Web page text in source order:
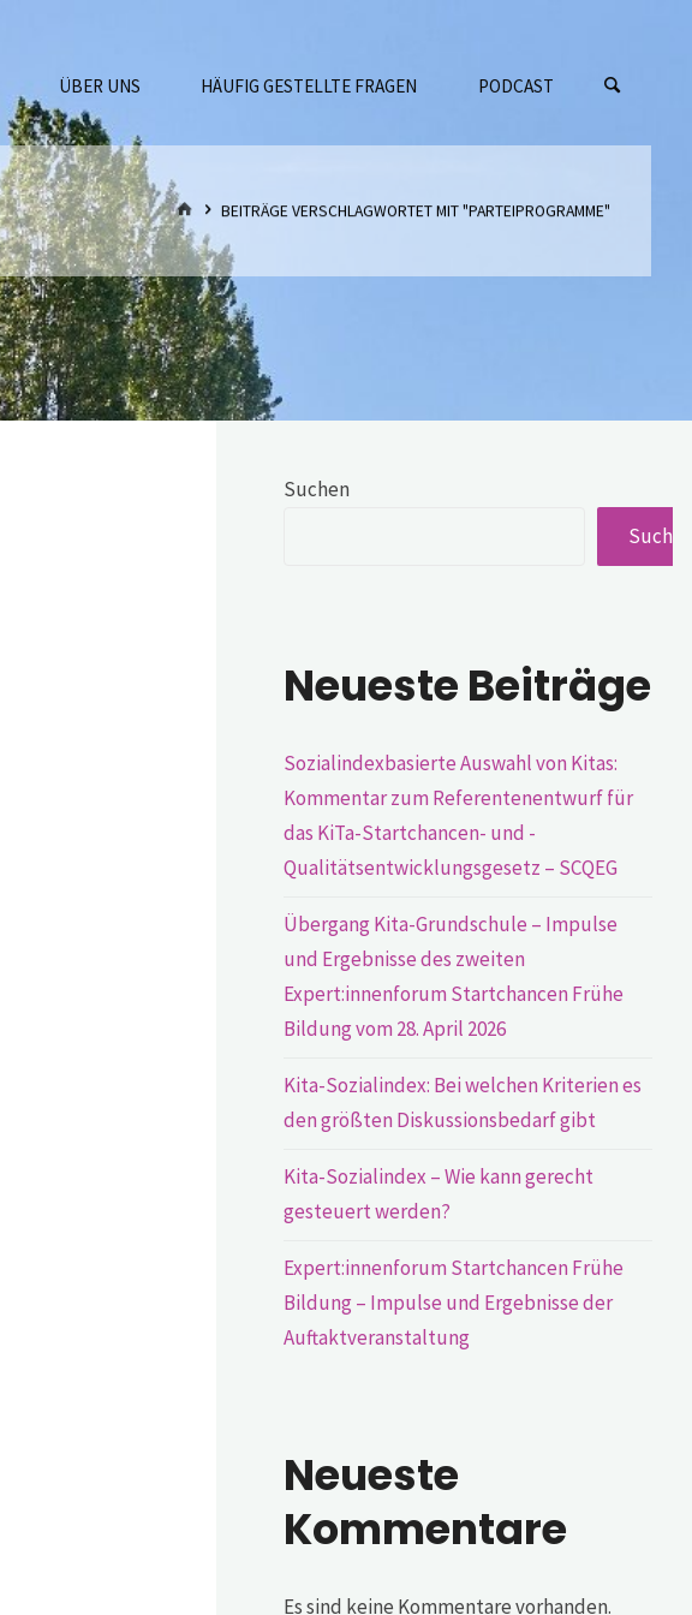
ÜBER UNS HÄUFIG GESTELLTE FRAGEN PODCAST
STARTBEITRÄGE VERSCHLAGWORTET MIT "PARTEIPROGRAMME"
Suchen
Neueste Beiträge
Sozialindexbasierte Auswahl von Kitas:
Kommentar zum Referentenentwurf für
das KiTa-Startchancen- und -
Qualitätsentwicklungsgesetz – SCQEG
Übergang Kita-Grundschule – Impulse
und Ergebnisse des zweiten
Expert:innenforum Startchancen Frühe
Bildung vom 28. April 2026
Kita-Sozialindex: Bei welchen Kriterien es
den größten Diskussionsbedarf gibt
Kita-Sozialindex – Wie kann gerecht
gesteuert werden?
Expert:innenforum Startchancen Frühe
Bildung – Impulse und Ergebnisse der
Auftaktveranstaltung
Neueste
Kommentare
Es sind keine Kommentare vorhanden.